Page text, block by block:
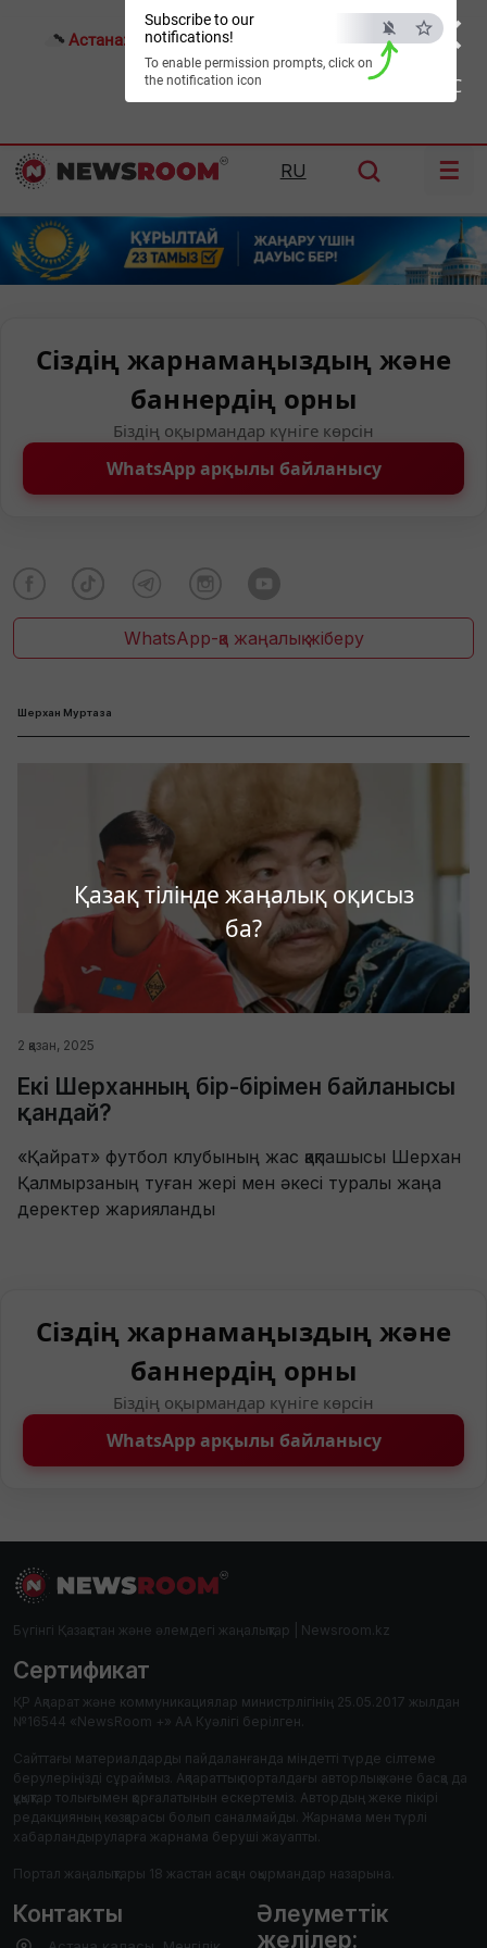
×
ESC
Қазақ тілінде жаңалық оқисыз
ба?
Subscribe to our
notifications!
To enable permission prompts, click on
the notification icon
Астана: 19°C Алматы: Шымкент:29°C
RU ☰
Сіздің жарнамаңыздың және
баннердің орны
Біздің оқырмандар күніге көрсін
WhatsApp арқылы байланысу
WhatsApp-қа жаңалық жіберу
Шерхан Муртаза
2 қазан, 2025
Екі Шерханның бір-бірімен байланысы
қандай?
«Қайрат» футбол клубының жас қақпашысы Шерхан
Қалмырзаның туған жері мен әкесі туралы жаңа
деректер жарияланды
Сіздің жарнамаңыздың және
баннердің орны
Біздің оқырмандар күніге көрсін
WhatsApp арқылы байланысу
Бүгінгі Қазақстан және әлемдегі жаңалықтар | Newsroom.kz
Сертификат
ҚР Ақпарат және коммуникациялар министрлігінің 25.05.2017 жылдан
№16544 «NewsRoom +» АА Куәлігі берілген.
Сайттағы материалдарды пайдаланғанда міндетті түрде сілтеме
берулеріңізді сұраймыз. Ақпараттық порталдағы авторлық және басқа да
құқықтар толығымен қорғалатынын ескертеміз. Автордың жеке пікірі
редакцияның көзқарасы болып саналмайды. Жарнама мен түрлі
хабарландыруларға жарнама беруші жауапты.
Портал жаңалықтары 18 жастан асқан оқырмандар назарына.
Контакты
Әлеуметтік
желілер: